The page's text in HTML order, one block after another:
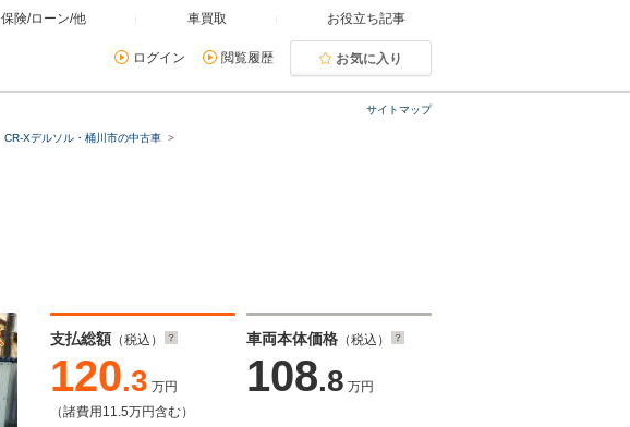
保険/ローン/他 車買取 お役立ち記事
ログイン 閲覧履歴 お気に入り
サイトマップ
CR-Xデルソル・桶川市の中古車
支払総額 （税込）
120.3 万円
（諸費用11.5万円含む）
車両本体価格 （税込）
108.8 万円